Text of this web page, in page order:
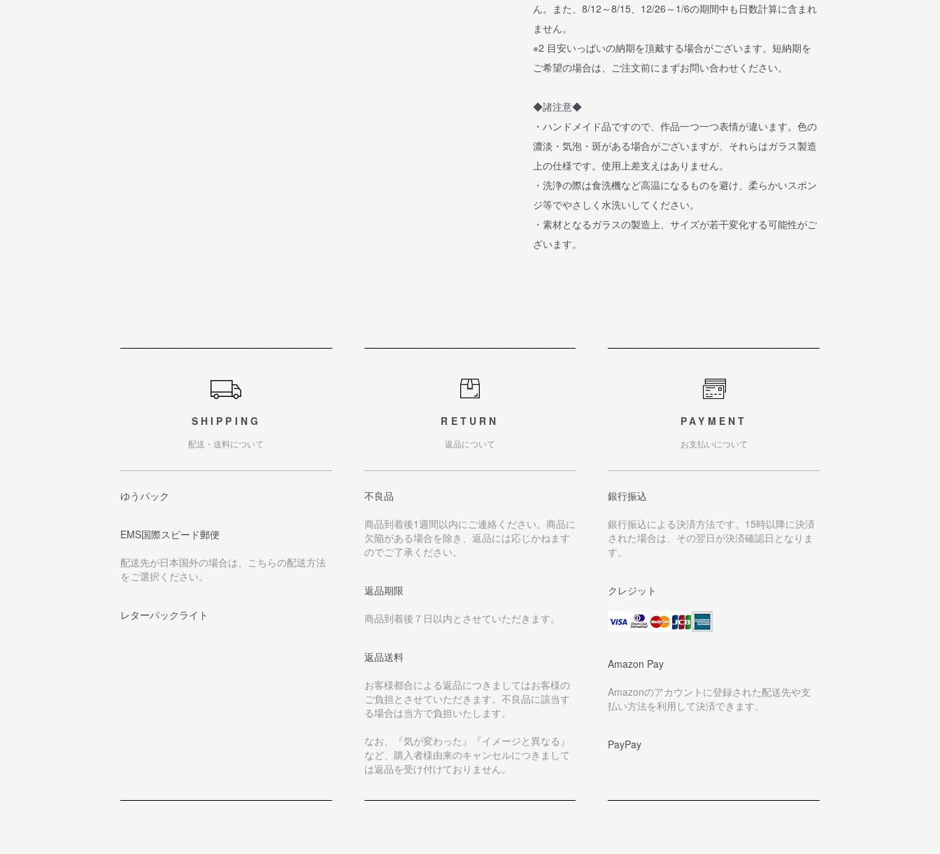
ん。また、8/12～8/15、12/26～1/6の期間中も日数計算に含まれ
ません。
※2 目安いっぱいの納期を頂戴する場合がございます。短納期を
ご希望の場合は、ご注文前にまずお問い合わせください。
◆諸注意◆
・ハンドメイド品ですので、作品一つ一つ表情が違います。色の
濃淡・気泡・斑がある場合がございますが、それらはガラス製造
上の仕様です。使用上差支えはありません。
・洗浄の際は食洗機など高温になるものを避け、柔らかいスポン
ジ等でやさしく水洗いしてください。
・素材となるガラスの製造上、サイズが若干変化する可能性がご
ざいます。
SHIPPING
配送・送料について
ゆうパック
EMS国際スピード郵便
配送先が日本国外の場合は、こちらの配送方法
をご選択ください。
レターパックライト
RETURN
返品について
不良品
商品到着後1週間以内にご連絡ください。商品に
欠陥がある場合を除き、返品には応じかねます
のでご了承ください。
返品期限
商品到着後７日以内とさせていただきます。
返品送料
お客様都合による返品につきましてはお客様の
ご負担とさせていただきます。不良品に該当す
る場合は当方で負担いたします。
なお、『気が変わった』『イメージと異なる』
など、購入者様由来のキャンセルにつきまして
は返品を受け付けておりません。
PAYMENT
お支払いについて
銀行振込
銀行振込による決済方法です。15時以降に決済
された場合は、その翌日が決済確認日となりま
す。
クレジット
Amazon Pay
Amazonのアカウントに登録された配送先や支
払い方法を利用して決済できます。
PayPay